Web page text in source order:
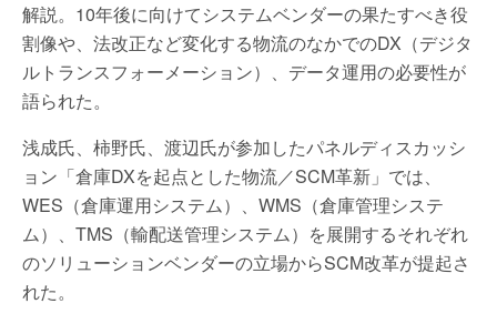
解説。10年後に向けてシステムベンダーの果たすべき役
割像や、法改正など変化する物流のなかでのDX（デジタ
ルトランスフォーメーション）、データ運用の必要性が
語られた。
浅成氏、柿野氏、渡辺氏が参加したパネルディスカッシ
ョン「倉庫DXを起点とした物流／SCM革新」では、
WES（倉庫運用システム）、WMS（倉庫管理システ
ム）、TMS（輸配送管理システム）を展開するそれぞれ
のソリューションベンダーの立場からSCM改革が提起さ
れた。